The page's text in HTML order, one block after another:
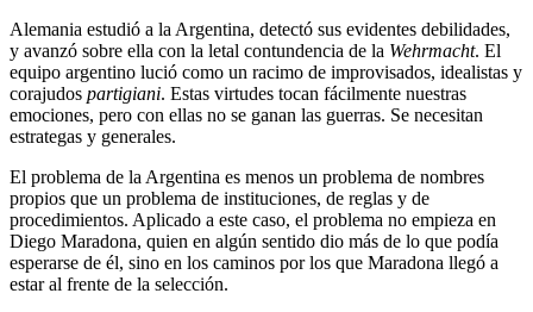
Alemania estudió a la Argentina, detectó sus evidentes debilidades,
y avanzó sobre ella con la letal contundencia de la Wehrmacht. El
equipo argentino lució como un racimo de improvisados, idealistas y
corajudos partigiani. Estas virtudes tocan fácilmente nuestras
emociones, pero con ellas no se ganan las guerras. Se necesitan
estrategas y generales.
El problema de la Argentina es menos un problema de nombres
propios que un problema de instituciones, de reglas y de
procedimientos. Aplicado a este caso, el problema no empieza en
Diego Maradona, quien en algún sentido dio más de lo que podía
esperarse de él, sino en los caminos por los que Maradona llegó a
estar al frente de la selección.